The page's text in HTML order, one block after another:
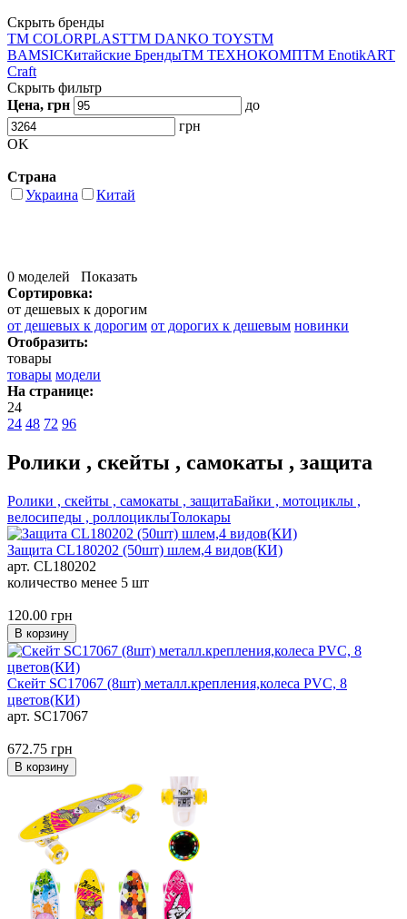
Скрыть бренды
ТМ COLORPLASTТМ DANKO TOYSТМ
BAMSICКитайские БрендыТМ ТЕХНОКОМПТМ EnotikART
Craft
Скрыть фильтр
Цена, грн
до
грн
OK
Страна
Украина
Китай
0 моделей
Показать
Сортировка:
от дешевых к дорогим
от дешевых к дорогим от дорогих к дешевым новинки
Отобразить:
товары
товары модели
На странице:
24
24 48 72 96
Ролики , скейты , самокаты , защита
Ролики , скейты , самокаты , защитаБайки , мотоциклы ,
велосипеды , роллоциклыТолокары
Защита CL180202 (50шт) шлем,4 видов(КИ)
арт. CL180202
количество менее 5 шт
120.00 грн
В корзину
Скейт SC17067 (8шт) металл.крепления,колеса PVC, 8
цветов(КИ)
арт. SC17067
672.75 грн
В корзину